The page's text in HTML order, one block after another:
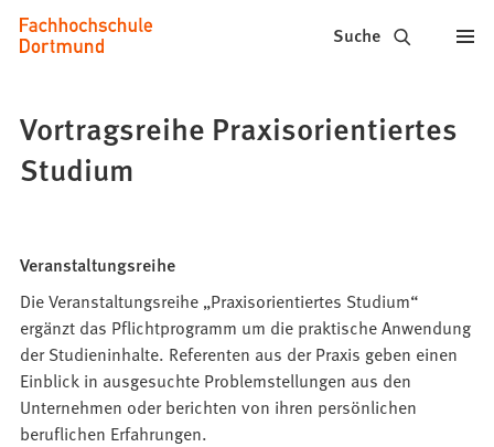
Inhalt anspringen
Fachhochschule
Dortmund
Studium,
Studiengänge,
Suche
Vortragsreihe Praxisorientiertes
Studium
Veranstaltungsreihe
Die Veranstaltungsreihe „Praxisorientiertes Studium“
ergänzt das Pflichtprogramm um die praktische Anwendung
der Studieninhalte. Referenten aus der Praxis geben einen
Einblick in ausgesuchte Problemstellungen aus den
Unternehmen oder berichten von ihren persönlichen
beruflichen Erfahrungen.